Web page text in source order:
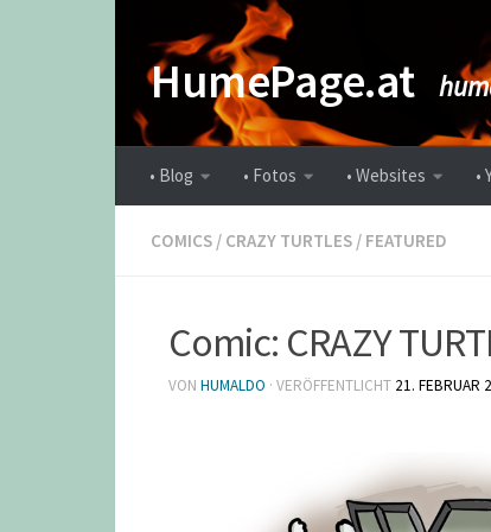
Zum Inhalt springen
HumePage.at
• Blog • Fotos • Websites •
COMICS / CRAZY TURTLES / FEATURED
Comic: CRAZY
VON HUMALDO · VERÖFFENTLICHT 21. FEBRUAR